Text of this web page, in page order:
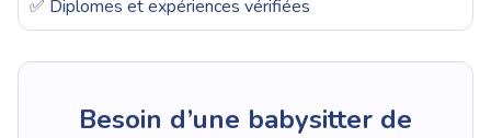
✅ Diplomes et expériences vérifiées
Besoin d’une babysitter de